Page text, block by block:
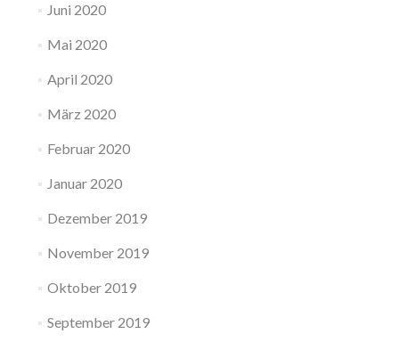
Juni 2020
Mai 2020
April 2020
März 2020
Februar 2020
Januar 2020
Dezember 2019
November 2019
Oktober 2019
September 2019